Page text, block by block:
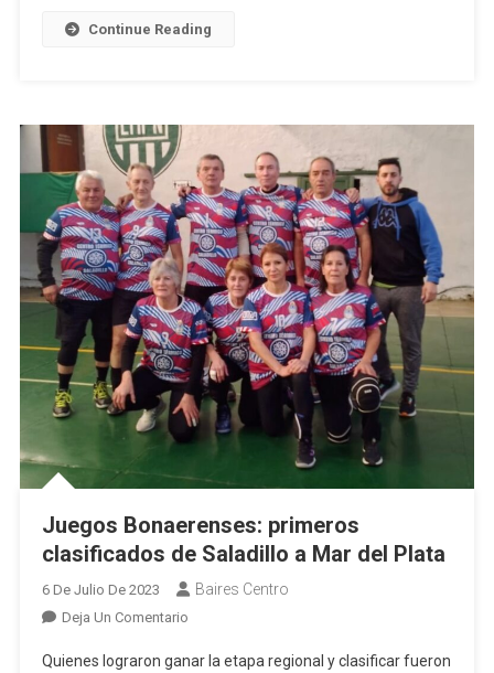
De
Continue Reading
Juegos Bonaerenses: primeros
clasificados de Saladillo a Mar del Plata
6 De Julio De 2023 Baires Centro
Deja Un ComentarioEn
Bonaerenses:
Quienes lograron ganar la etapa regional y clasificar fueron